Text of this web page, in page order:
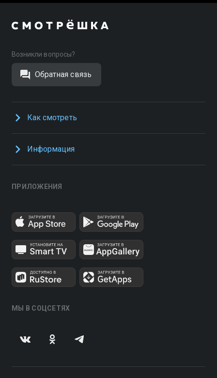
Возникли вопросы?
Обратная связь
Как смотреть
Информация
ПРИЛОЖЕНИЯ
МЫ В СОЦСЕТЯХ